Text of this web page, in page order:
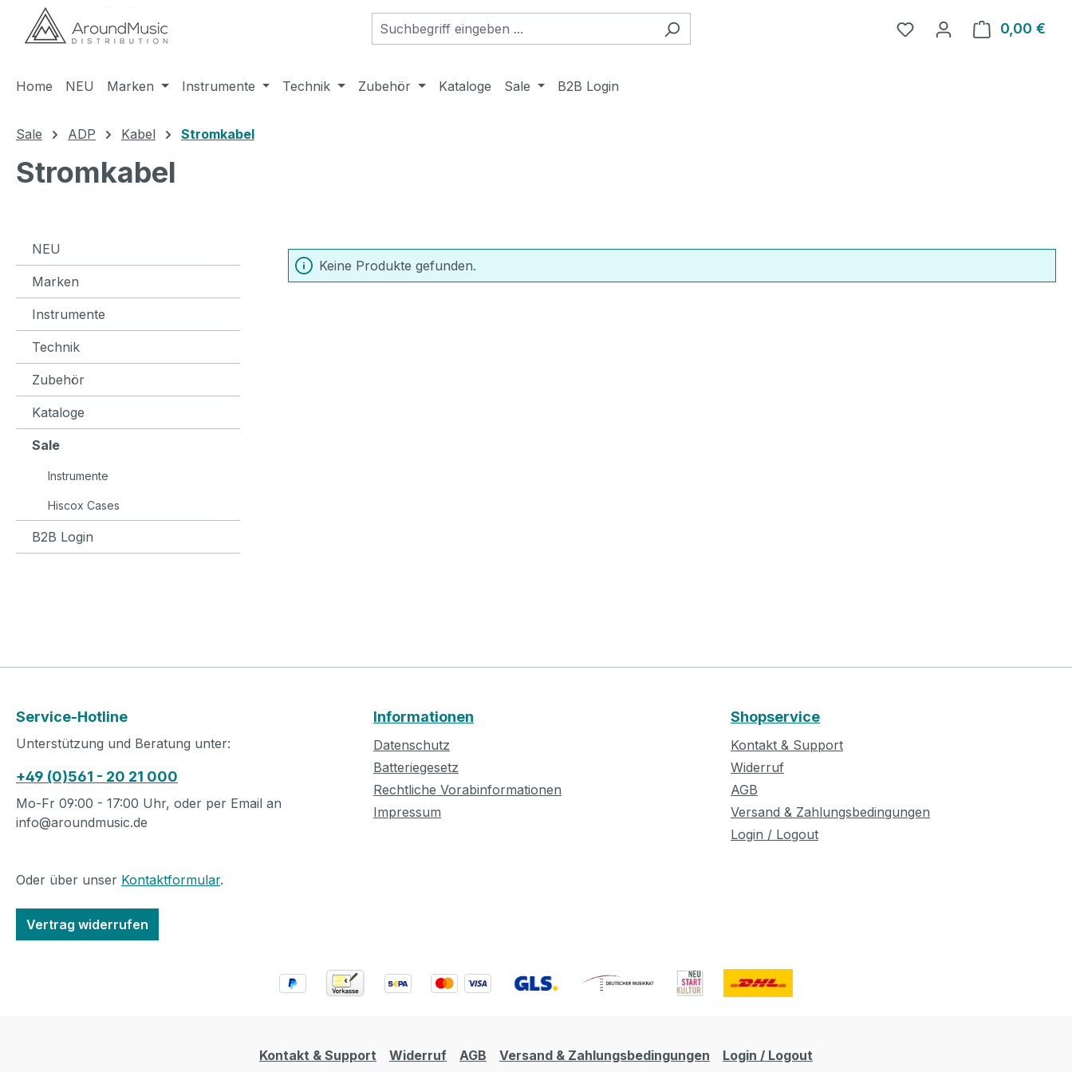
Hauptinhalt springen
Zur Suche springen
Zur Hauptnavigation springen
0,00 €
Home NEU Marken Instrumente Technik Zubehör Kataloge Sale B2B Login
Sale ADP Kabel Stromkabel
Stromkabel
NEU
Marken
Instrumente
Technik
Zubehör
Kataloge
Sale
Instrumente
Hiscox Cases
B2B Login
Keine Produkte gefunden.
Service-Hotline
Unterstützung und Beratung unter:
+49 (0)561 - 20 21 000
Mo-Fr 09:00 - 17:00 Uhr, oder per Email an
info@aroundmusic.de
Oder über unser Kontaktformular.
Vertrag widerrufen
Informationen
Datenschutz
Batteriegesetz
Rechtliche Vorabinformationen
Impressum
Shopservice
Kontakt & Support
Widerruf
AGB
Versand & Zahlungsbedingungen
Login / Logout
Kontakt & Support Widerruf AGB Versand & Zahlungsbedingungen Login / Logout